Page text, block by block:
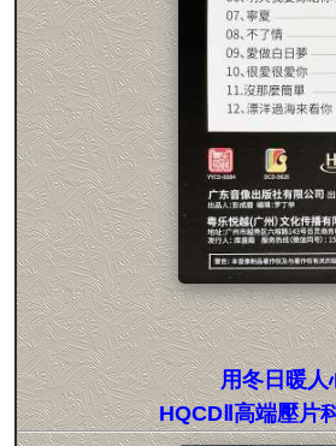
用冬日暖人
HQCDⅡ高端壓片